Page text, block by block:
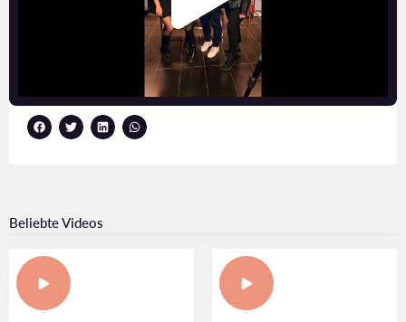
Beliebte Videos